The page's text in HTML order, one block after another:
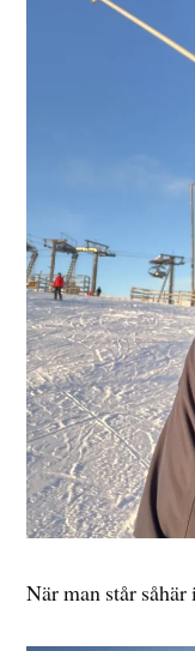
När man står